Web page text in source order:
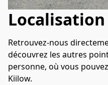
Localisation
Retrouvez-nous
découvrez les autres
personne, où vous
Kiilow.